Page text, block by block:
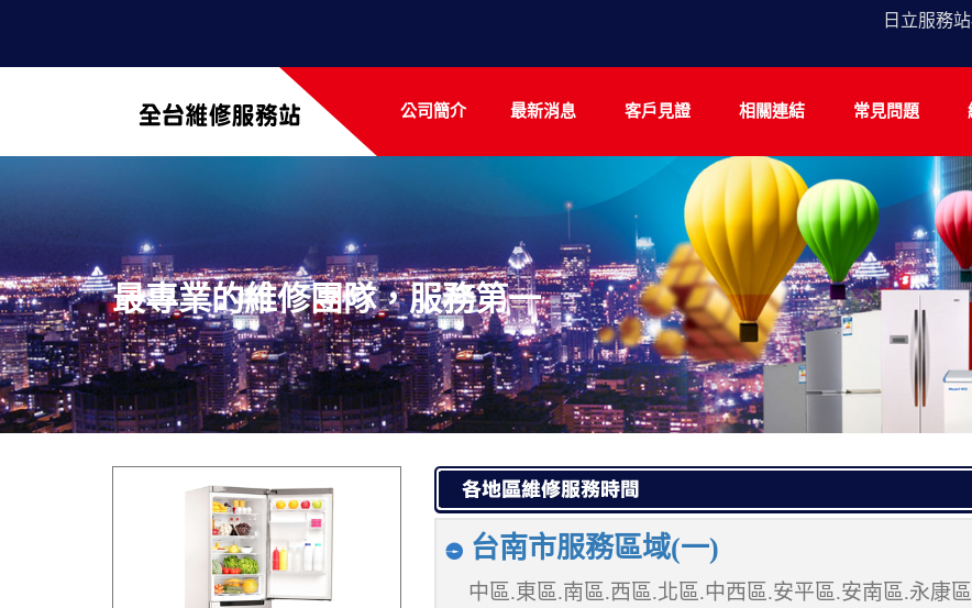
日立服務
公司簡介 最新消息 客戶見證 相關連結 常見問題
最專業的維修團隊，服務第一
台南市服務區域(一)
中區.東區.南區.西區.北區.中西區.安平區.安南區.永康區